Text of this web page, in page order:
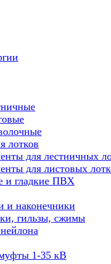
лотков
для лестничных
для листовых
и гладкие ПВХ
и наконечники
гильзы, сжимы
1-35 кВ